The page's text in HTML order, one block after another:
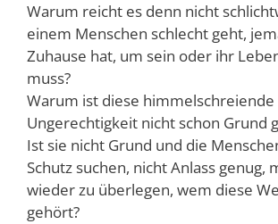
Warum reicht es denn nicht
einem Menschen schlecht geht,
Zuhause hat, um sein oder ihr
muss?
Warum ist diese himmelschreiende
Ungerechtigkeit nicht schon Grund
Ist sie nicht Grund und die
Schutz suchen, nicht Anlass genug,
wieder zu überlegen, wem diese
gehört?